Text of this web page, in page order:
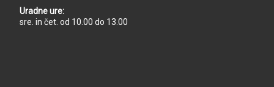
Uradne ure:
sre. in čet. od 10.00 do 13.00